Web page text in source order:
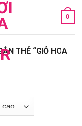
0
THẺ “GIỎ HOA